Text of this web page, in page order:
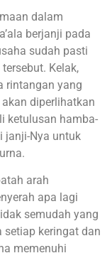
dalam
berjanji pada
sudah pasti
Kelak,
rintangan yang
diperlihatkan
ketulusan hamba-
janji-Nya untuk
arah
apa lagi
semudah yang
setiap keringat dan
memenuhi